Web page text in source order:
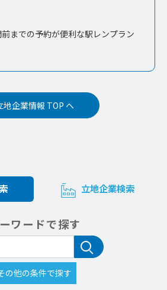
までの予約が便利な駅レンプラン
地企業情報 TOP へ
立地企業検索
ワードで探す